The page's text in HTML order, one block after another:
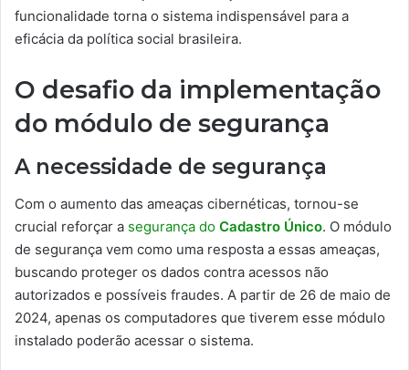
funcionalidade torna o sistema indispensável para a
eficácia da política social brasileira.
O desafio da implementação
do módulo de segurança
A necessidade de segurança
Com o aumento das ameaças cibernéticas, tornou-se
crucial reforçar a segurança do Cadastro Único. O módulo
de segurança vem como uma resposta a essas ameaças,
buscando proteger os dados contra acessos não
autorizados e possíveis fraudes. A partir de 26 de maio de
2024, apenas os computadores que tiverem esse módulo
instalado poderão acessar o sistema.